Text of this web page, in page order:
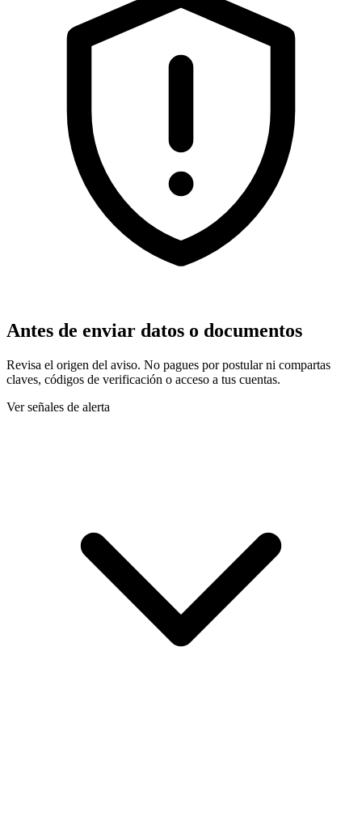
Antes de enviar datos o documentos
Revisa el origen del aviso. No pagues por postular ni compartas
claves, códigos de verificación o acceso a tus cuentas.
Ver señales de alerta